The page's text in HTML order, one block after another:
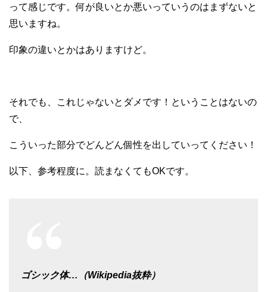
って感じです。何が良いとか悪いっていうのはまずないと
思いますね。
印象の違いとかはありますけど。
それでも、これじゃないとダメです！ということはないの
で、
こういった部分でどんどん個性を出していってください！
以下、参考程度に。読まなくてもOKです。
ゴシック体… （Wikipedia抜粋）